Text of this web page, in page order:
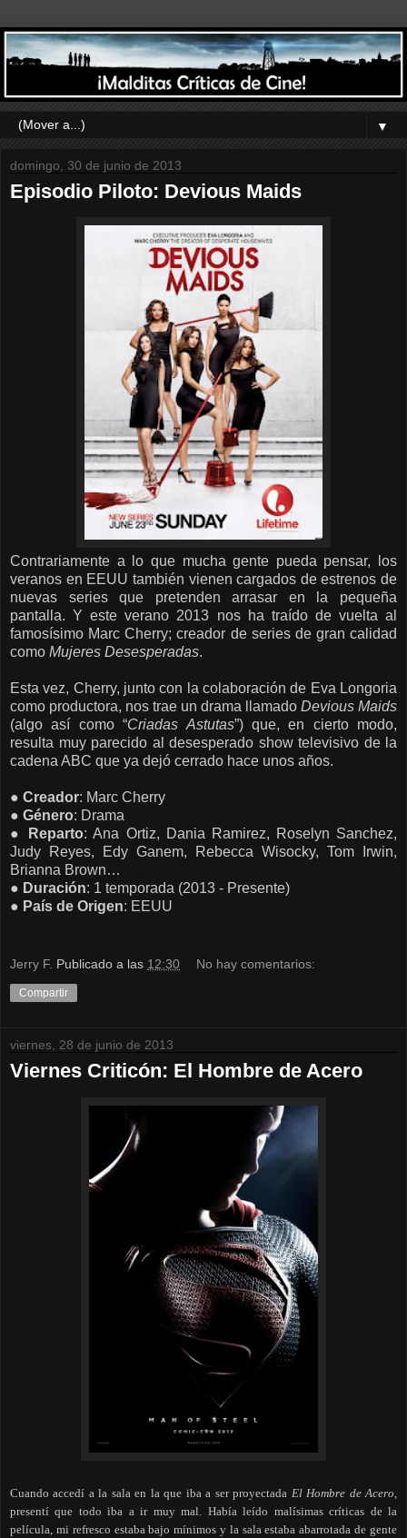
▼
domingo, 30 de junio de 2013
Episodio Piloto: Devious Maids
Contrariamente a lo que mucha gente pueda pensar, los
veranos en EEUU también vienen cargados de estrenos de
nuevas series que pretenden arrasar en la pequeña
pantalla. Y este verano 2013 nos ha traído de vuelta al
famosísimo Marc Cherry; creador de series de gran calidad
como Mujeres Desesperadas.
Esta vez, Cherry, junto con la colaboración de Eva Longoria
como productora, nos trae un drama llamado Devious Maids
(algo así como “Criadas Astutas”) que, en cierto modo,
resulta muy parecido al desesperado show televisivo de la
cadena ABC que ya dejó cerrado hace unos años.
● Creador: Marc Cherry
● Género: Drama
●
Reparto: Ana Ortiz, Dania Ramirez, Roselyn Sanchez,
Judy Reyes, Edy Ganem, Rebecca Wisocky, Tom Irwin,
Brianna Brown…
● Duración: 1 temporada (2013 - Presente)
● País de Origen: EEUU
Jerry F. Publicado a las 12:30 No hay comentarios:
Compartir
viernes, 28 de junio de 2013
Viernes Criticón: El Hombre de Acero
Cuando accedí a la sala en la que iba a ser proyectada El Hombre de Acero
presentí que todo iba a ir muy mal. Había leído malísimas críticas de la
película, mi refresco estaba bajo mínimos y la sala estaba abarrotada de gente